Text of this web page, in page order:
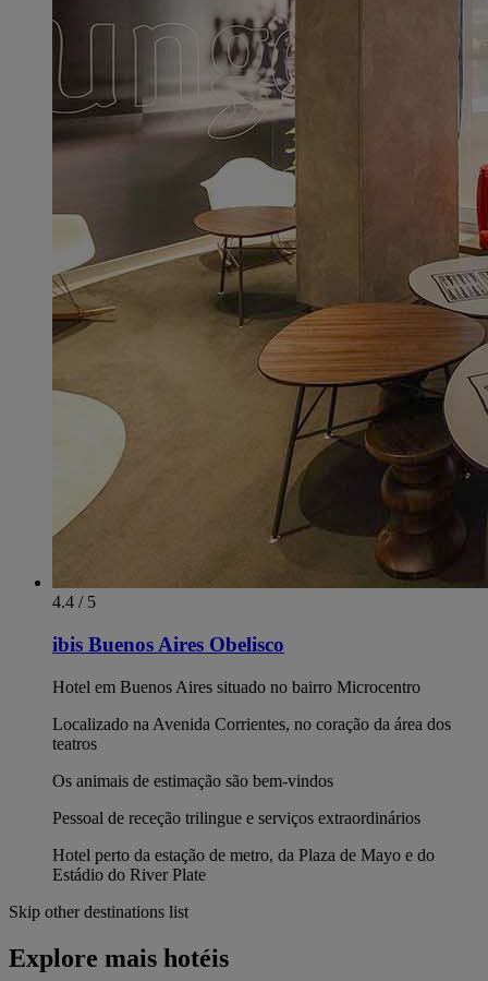
4.4 / 5
ibis Buenos Aires Obelisco
Hotel em Buenos Aires situado no bairro Microcentro
Localizado na Avenida Corrientes, no coração da área dos
teatros
Os animais de estimação são bem-vindos
Pessoal de receção trilingue e serviços extraordinários
Hotel perto da estação de metro, da Plaza de Mayo e do
Estádio do River Plate
Skip other destinations list
Explore mais hotéis